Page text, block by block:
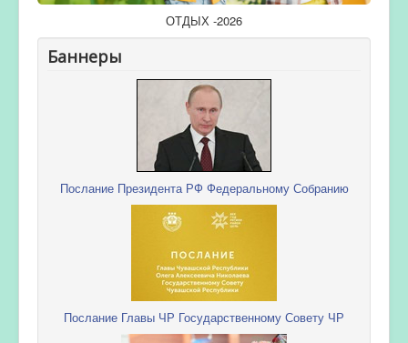
ОТДЫХ -2026
Баннеры
Послание Президента РФ Федеральному Собранию
Послание Главы ЧР Государственному Совету ЧР